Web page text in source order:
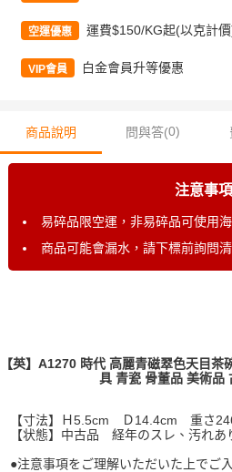
空運優惠 運費$150/KG起(以克計
VIP會員 白金會員升等優惠
商品說明 問與答(0)
注意事項
易碎品限空運，非易碎品可使用海
商品可能會漏水，請下標前詢問
【英】A1270 時代 高麗青磁翠色天目
具 青瓷 骨董品 美術品
【寸法】Ｈ5.5cm Ｄ14.4cm 重さ
【状態】中古品 経年のスレ、汚れあ
●注意事項をご理解いただいた上でご